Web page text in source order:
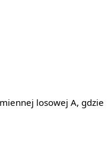
losowej A, gdzie